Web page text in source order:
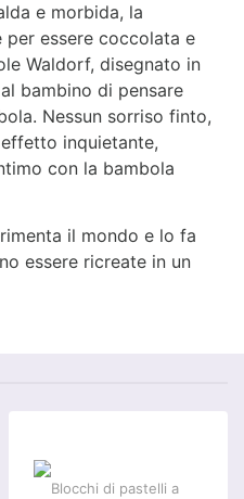
e morbida, la
per essere coccolata e
Waldorf, disegnato in
bambino di pensare
Nessun sorriso finto,
inquietante,
con la bambola
il mondo e lo fa
essere ricreate in un